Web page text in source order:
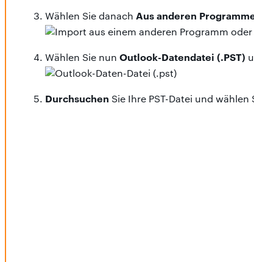
Wählen Sie danach Aus anderen
Wählen Sie nun Outlook-Datendatei (.PST)
Durchsuchen Sie Ihre PST-Datei und wählen